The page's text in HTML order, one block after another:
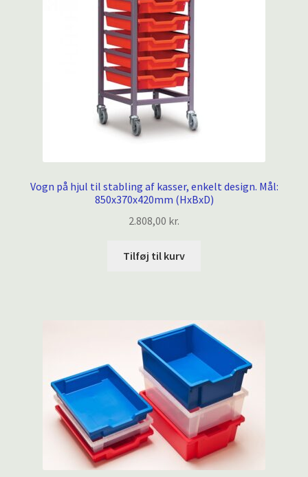
Vogn på hjul til stabling af kasser, enkelt design. Mål:
850x370x420mm (HxBxD)
2.808,00 kr.
Tilføj til kurv